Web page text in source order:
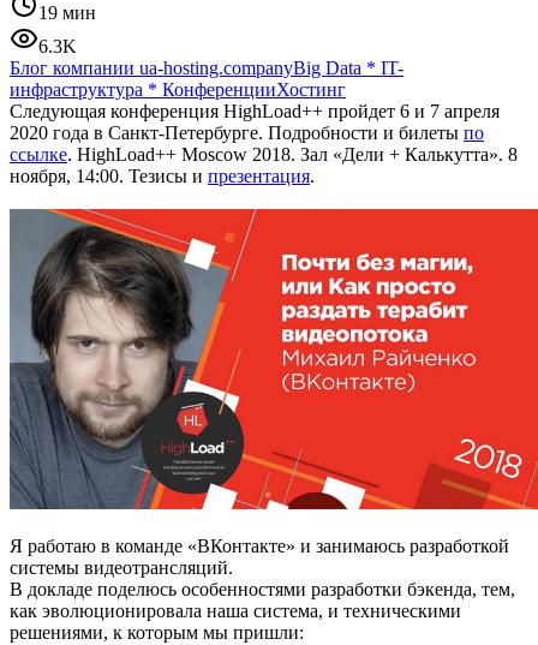
19 мин
6.3K
Блог компании ua-hosting.companyBig Data * IT-
инфраструктура * КонференцииХостинг
Следующая конференция HighLoad++ пройдет 6 и 7 апреля
2020 года в Санкт-Петербурге. Подробности и билеты по
ссылке. HighLoad++ Moscow 2018. Зал «Дели + Калькутта». 8
ноября, 14:00. Тезисы и презентация.
Я работаю в команде «ВКонтакте» и занимаюсь разработкой
системы видеотрансляций.
В докладе поделюсь особенностями разработки бэкенда, тем,
как эволюционировала наша система, и техническими
решениями, к которым мы пришли: